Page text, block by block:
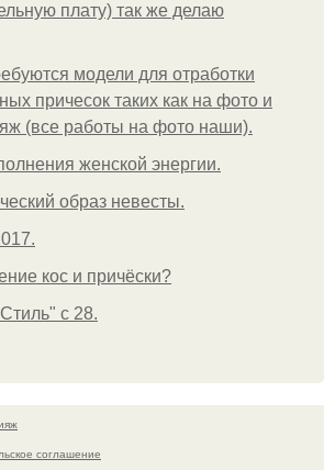
плату) так же делаю
модели для отработки
причесок таких как на фото и
(все работы на фото наши).
женской энергии.
образ невесты.
кос и причёски?
с 28.
соглашение